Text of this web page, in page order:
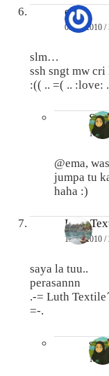
ema
09/02/2010 /
slm…
ssh sngt mw
:(( .. =( .. :love:
10/
@ema,
jumpa tu
haha :)
Luth
13/01/2010
saya la tuu..
perasannn
.-= Luth
=-.
13/